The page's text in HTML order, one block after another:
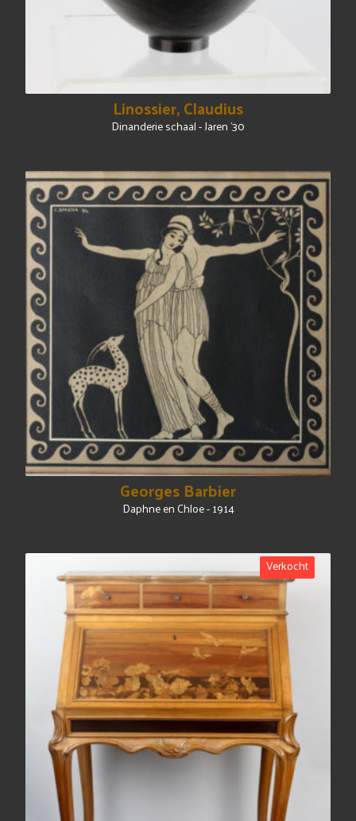
Linossier, Claudius
Dinanderie schaal - Jaren '30
Georges Barbier
Daphne en Chloe - 1914
Verkocht